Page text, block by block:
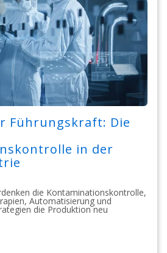
Führungskraft: Die
in der
die Kontaminationskontrolle,
Automatisierung und
die Produktion neu